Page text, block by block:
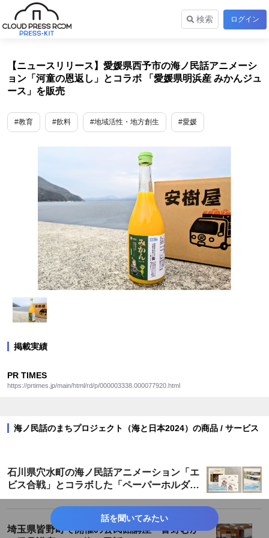
検索 ログイン
【ニュースリリース】愛媛県西予市の海ノ民話アニメーシ
ョン「河童の恩返し」とコラボ 「愛媛県明浜産 みかんジュ
ース」を販売
#教育 #飲料 #地域活性・地方創生 #愛媛
掲載実績
PR TIMES
https://prtimes.jp/main/html/rd/p/000003338.000077920.html
海ノ民話のまちプロジェクト（海と日本2024）の商品 / サービス
石川県穴水町の海ノ民話アニメーション「エ
ビス合戦」とコラボした「ペーパーホルダ
ー」が登場！
埼玉県皆野町で開催の公民館講座「皆野むか
話を聞いてみたい